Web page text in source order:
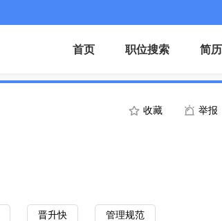
首页 职位搜索 简
收藏 举报
晋升快 管理规范